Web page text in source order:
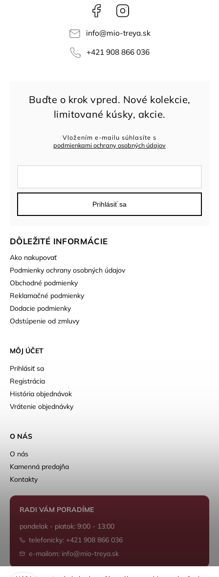
Facebook
info@mio-treya.sk
+421 908 866 036
DÔLEŽITÉ INFORMÁCIE
Ako nakupovať
Podmienky ochrany osobných údajov
Obchodné podmienky
Reklamačné podmienky
Dodacie podmienky
Odstúpenie od zmluvy
MÔJ ÚČET
Prihlásiť sa
Registrácia
História objednávok
Vrátenie objednávky
Vložením e-mailu súhlasíte s
podmienkami ochrany osobných údajov
Prihlásiť sa
O NÁS
O nás
Kamenná predajňa
Kontakty
RADI VÁM PORADÍME
pondelok - piatok: 9:00 - 13:00
telefonicky: +421 908 866 036
e-mailom: info@mio-treya.sk